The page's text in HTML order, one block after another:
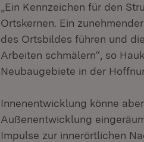
„Ein Kennzeichen für den
Ortskernen. Ein
des Ortsbildes führen und
Arbeiten schmälern“, so
Neubaugebiete in der
Innenentwicklung könne
Außenentwicklung
Impulse zur innerörtlichen